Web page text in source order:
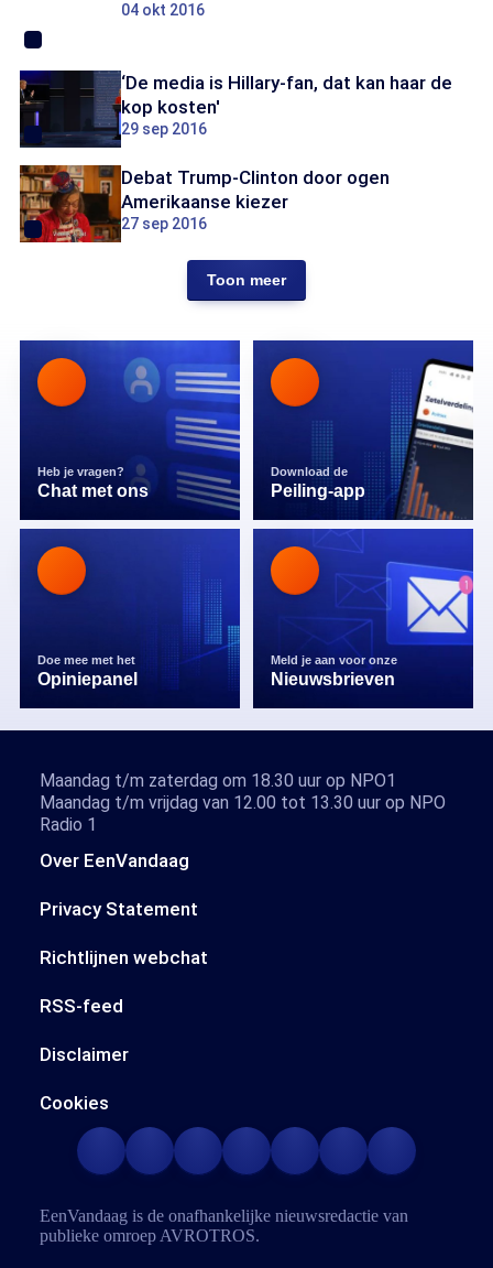
04 okt 2016
‘De media is Hillary-fan, dat kan haar de
kop kosten'
29 sep 2016
Debat Trump-Clinton door ogen
Amerikaanse kiezer
27 sep 2016
Toon meer
Heb je vragen?
Chat met ons
Download de
Peiling-app
Doe mee met het
Opiniepanel
Meld je aan voor onze
Nieuwsbrieven
Over EenVandaag
Privacy Statement
Richtlijnen webchat
RSS-feed
Disclaimer
Cookies
Maandag t/m zaterdag om 18.30 uur op NPO1
Maandag t/m vrijdag van 12.00 tot 13.30 uur op NPO
Radio 1
EenVandaag is de onafhankelijke nieuwsredactie van
publieke omroep AVROTROS.